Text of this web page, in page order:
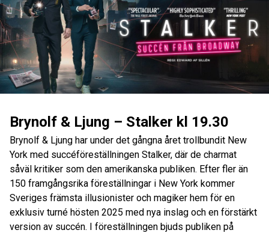
Brynolf & Ljung – Stalker kl 19.30
Brynolf & Ljung har under det gångna året trollbundit New
York med succéföreställningen Stalker, där de charmat
såväl kritiker som den amerikanska publiken. Efter fler än
150 framgångsrika föreställningar i New York kommer
Sveriges främsta illusionister och magiker hem för en
exklusiv turné hösten 2025 med nya inslag och en förstärkt
version av succén. I föreställningen bjuds publiken på